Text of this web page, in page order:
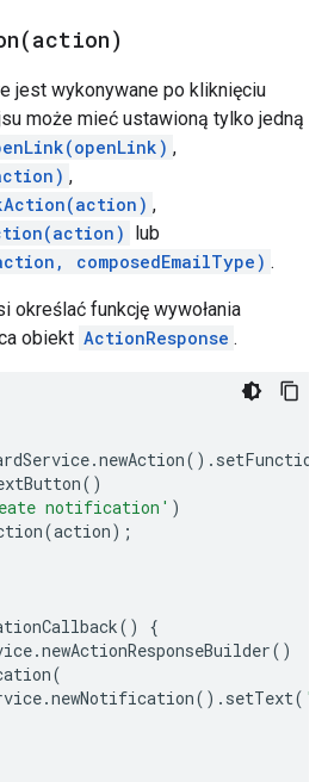
action)
jest wykonywane po kliknięciu
może mieć ustawioną tylko jedną
,
,
,
lub
composedEmailType) .
określać funkcję wywołania
obiekt ActionResponse .
.newAction().
()
notification' )
(action);
()
{
.newActionResponseBuilder()
(
.newNotification(). setText(